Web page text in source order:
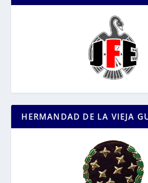
HERMANDAD DE LA VIEJA